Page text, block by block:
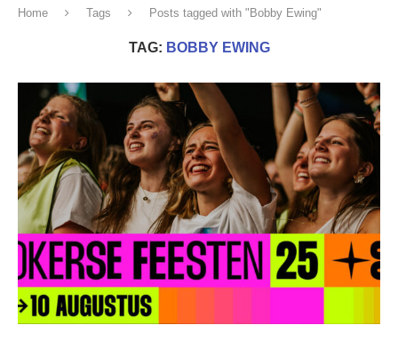
Home Tags Posts tagged with "Bobby Ewing"
TAG: BOBBY EWING